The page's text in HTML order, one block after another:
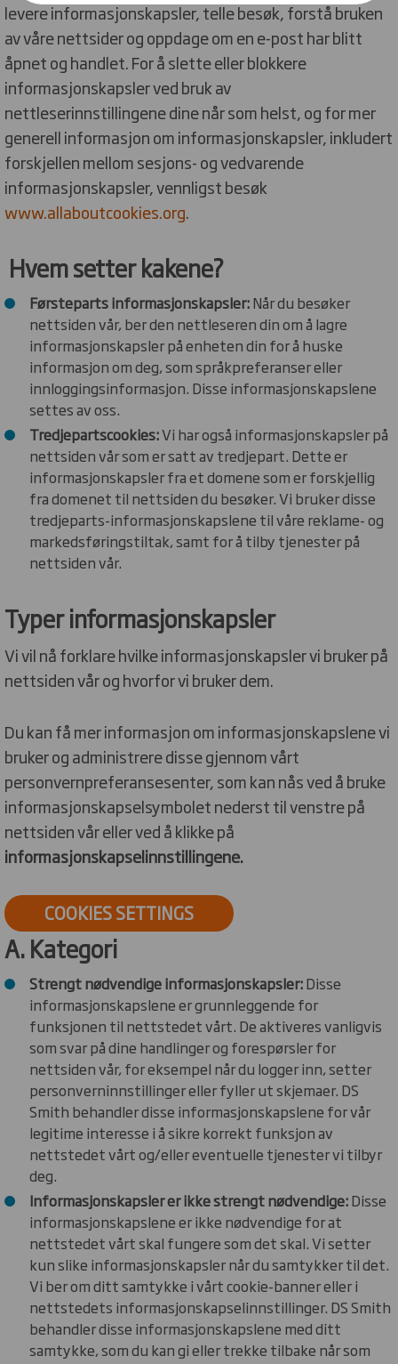
levere informasjonskapsler, telle besøk, forstå bruken
av våre nettsider og oppdage om en e-post har blitt
åpnet og handlet. For å slette eller blokkere
informasjonskapsler ved bruk av
nettleserinnstillingene dine når som helst, og for mer
generell informasjon om informasjonskapsler, inkludert
forskjellen mellom sesjons- og vedvarende
informasjonskapsler, vennligst besøk
www.allaboutcookies.org.
Hvem setter kakene?
Førsteparts informasjonskapsler:Når du besøker
nettsiden vår, ber den nettleseren din om å lagre
informasjonskapsler på enheten din for å huske
informasjon om deg, som språkpreferanser eller
innloggingsinformasjon. Disse informasjonskapslene
settes av oss.
Tredjepartscookies:Vi har også informasjonskapsler på
nettsiden vår som er satt av tredjepart. Dette er
informasjonskapsler fra et domene som er forskjellig
fra domenet til nettsiden du besøker. Vi bruker disse
tredjeparts-informasjonskapslene til våre reklame- og
markedsføringstiltak, samt for å tilby tjenester på
nettsiden vår.
Typer informasjonskapsler
Vi vil nå forklare hvilke informasjonskapsler vi bruker på
nettsiden vår og hvorfor vi bruker dem.
Du kan få mer informasjon om informasjonskapslene vi
bruker og administrere disse gjennom vårt
personvernpreferansesenter, som kan nås ved å bruke
informasjonskapselsymbolet nederst til venstre på
nettsiden vår eller ved å klikke på
informasjonskapselinnstillingene.
COOKIES SETTINGS
A. Kategori
Strengt nødvendige informasjonskapsler:Disse
informasjonskapslene er grunnleggende for
funksjonen til nettstedet vårt. De aktiveres vanligvis
som svar på dine handlinger og forespørsler for
nettsiden vår, for eksempel når du logger inn, setter
personverninnstillinger eller fyller ut skjemaer. DS
Smith behandler disse informasjonskapslene for vår
legitime interesse i å sikre korrekt funksjon av
nettstedet vårt og/eller eventuelle tjenester vi tilbyr
deg.
Informasjonskapsler er ikke strengt nødvendige:Disse
informasjonskapslene er ikke nødvendige for at
nettstedet vårt skal fungere som det skal. Vi setter
kun slike informasjonskapsler når du samtykker til det.
Vi ber om ditt samtykke i vårt cookie-banner eller i
nettstedets informasjonskapselinnstillinger. DS Smith
behandler disse informasjonskapslene med ditt
samtykke, som du kan gi eller trekke tilbake når som